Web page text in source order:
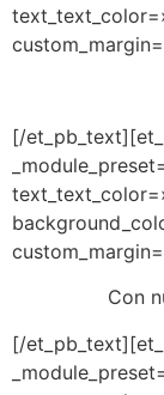
[/
Con
[/